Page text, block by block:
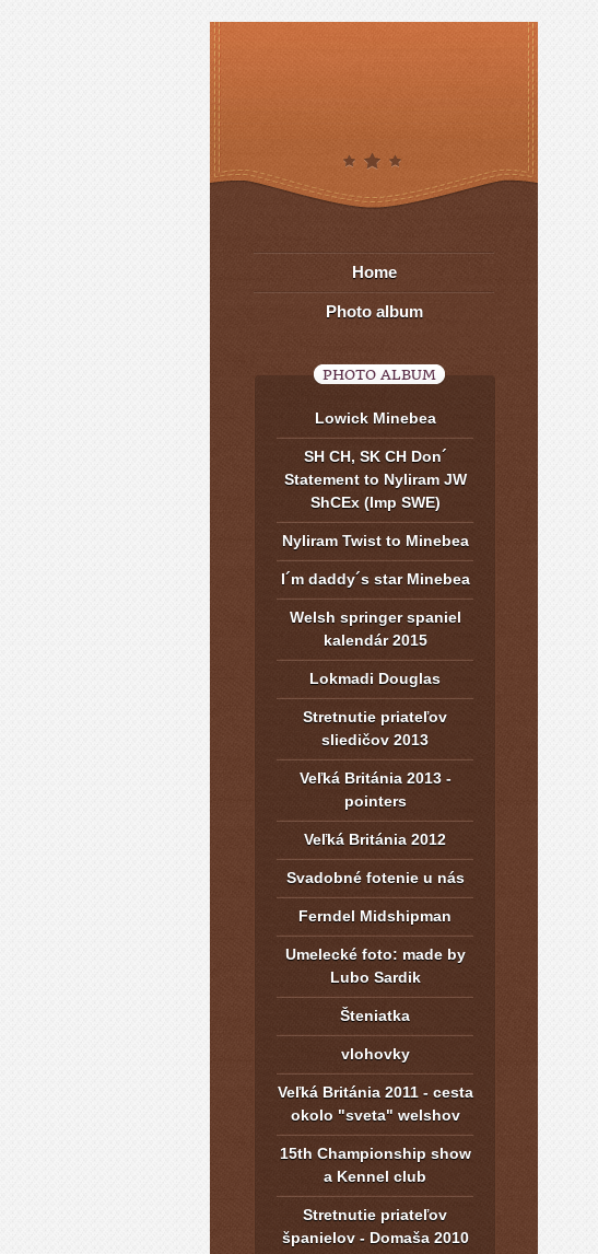
Home
Photo album
PHOTO ALBUM
Lowick Minebea
SH CH, SK CH Don´
Statement to Nyliram JW
ShCEx (Imp SWE)
Nyliram Twist to Minebea
I´m daddy´s star Minebea
Welsh springer spaniel
kalendár 2015
Lokmadi Douglas
Stretnutie priateľov
sliedičov 2013
Veľká Británia 2013 -
pointers
Veľká Británia 2012
Svadobné fotenie u nás
Ferndel Midshipman
Umelecké foto: made by
Lubo Sardik
Šteniatka
vlohovky
Veľká Británia 2011 - cesta
okolo "sveta" welshov
15th Championship show
a Kennel club
Stretnutie priateľov
španielov - Domaša 2010